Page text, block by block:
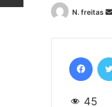
N. freitas
45